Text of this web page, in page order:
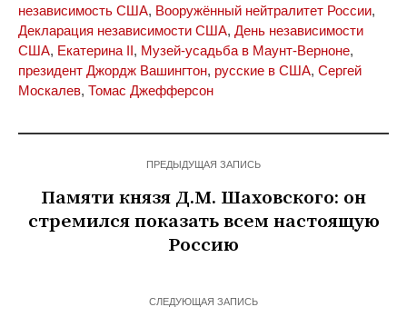
независимость США, Вооружённый нейтралитет России,
Декларация независимости США, День независимости
США, Екатерина II, Музей-усадьба в Маунт-Верноне,
президент Джордж Вашингтон, русские в США, Сергей
Москалев, Томас Джефферсон
ПРЕДЫДУЩАЯ ЗАПИСЬ
Памяти князя Д.М. Шаховского: он
стремился показать всем настоящую
Россию
СЛЕДУЮЩАЯ ЗАПИСЬ